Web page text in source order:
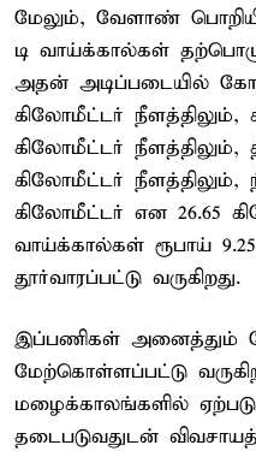
மேலும், வேளாண்
டி வாய்க்கால்கள்
அதன் அடிப்படையில்
கிலோமீட்டர் நீளத்திலும்,
கிலோமீட்டர் நீளத்திலும்,
கிலோமீட்டர் நீளத்திலும்,
கிலோமீட்டர் என 26.65
வாய்க்கால்கள் ரூபாய்
தூர்வாரப்பட்டு வருகிறது.
இப்பணிகள் அனைத்தும்
மேற்கொள்ளப்பட்டு
மழைக்காலங்களில்
தடைபடுவதுடன்